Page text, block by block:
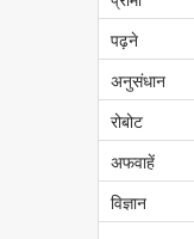
पढ़ने
अनुसंधान
रोबोट
अफवाहें
विज्ञान